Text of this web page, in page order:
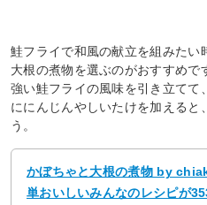
鮭フライで和風の献立を組みたい
大根の煮物を選ぶのがおすすめで
強い鮭フライの風味を引き立てて
ににんじんやしいたけを加えると
う。
かぼちゃと大根の煮物 by
単おいしいみんなのレシピが